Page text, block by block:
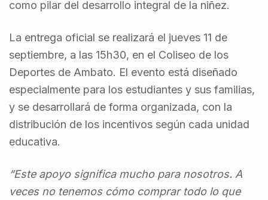
como pilar del desarrollo integral de la niñez.
La entrega oficial se realizará el jueves 11 de
septiembre, a las 15h30, en el Coliseo de los
Deportes de Ambato. El evento está diseñado
especialmente para los estudiantes y sus familias,
y se desarrollará de forma organizada, con la
distribución de los incentivos según cada unidad
educativa.
“Este apoyo significa mucho para nosotros. A
veces no tenemos cómo comprar todo lo que